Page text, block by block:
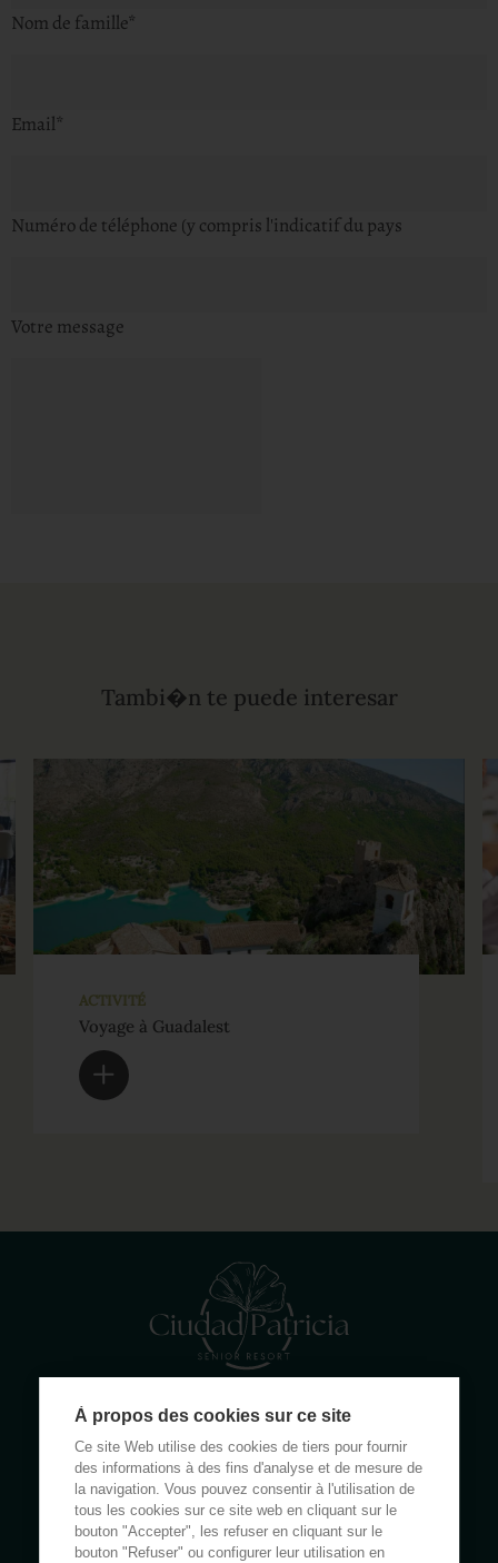
Nom de famille*
Email*
Numéro de téléphone (y compris l'indicatif du pays
Votre message
Tambi�n te puede interesar
ACTIVITÉ
Voyage à Guadalest
Calle Rumanía 26 · 03503 Benidorm (Alicante)
(+34) 965 855 100
apartamentos@ciudadpatricia.com
À propos des cookies sur ce site
Ce site Web utilise des cookies de tiers pour fournir
des informations à des fins d'analyse et de mesure de
la navigation. Vous pouvez consentir à l'utilisation de
tous les cookies sur ce site web en cliquant sur le
bouton "Accepter", les refuser en cliquant sur le
bouton "Refuser" ou configurer leur utilisation en